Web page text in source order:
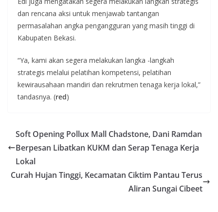
dan rencana aksi untuk menjawab tantangan
permasalahan angka pengangguran yang masih tinggi di
Kabupaten Bekasi.
“Ya, kami akan segera melakukan langka -langkah
strategis melalui pelatihan kompetensi, pelatihan
kewirausahaan mandiri dan rekrutmen tenaga kerja lokal,”
tandasnya. (red)
Soft Opening Pollux Mall Chadstone, Dani Ramdan
Berpesan Libatkan KUKM dan Serap Tenaga Kerja
Lokal
Curah Hujan Tinggi, Kecamatan Ciktim Pantau Terus
Aliran Sungai Cibeet